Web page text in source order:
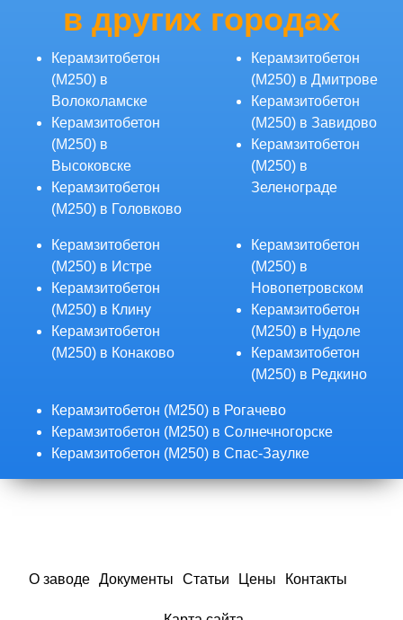
в других городах
Керамзитобетон
(М250) в
Волоколамске
Керамзитобетон
(М250) в
Высоковске
Керамзитобетон
(М250) в Головково
Керамзитобетон
(М250) в Дмитрове
Керамзитобетон
(М250) в Завидово
Керамзитобетон
(М250) в
Зеленограде
Керамзитобетон
(М250) в Истре
Керамзитобетон
(М250) в Клину
Керамзитобетон
(М250) в Конаково
Керамзитобетон
(М250) в
Новопетровском
Керамзитобетон
(М250) в Нудоле
Керамзитобетон
(М250) в Редкино
Керамзитобетон (М250) в Рогачево
Керамзитобетон (М250) в Солнечногорске
Керамзитобетон (М250) в Спас-Заулке
О заводе Документы Статьи Цены Контакты